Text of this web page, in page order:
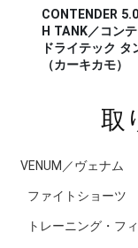
CONTENDER
H TANK／コン
ドライテック タ
（カーキカモ）
取
VENUM／ヴェナム
ファイトショーツ
トレーニング・フ